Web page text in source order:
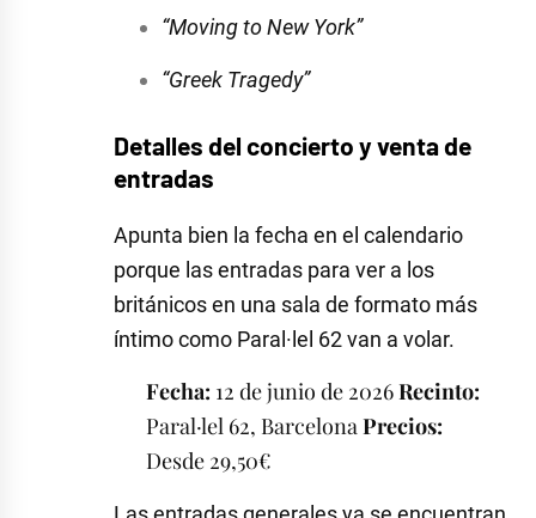
“Moving to New York”
“Greek Tragedy”
Detalles del concierto y venta de
entradas
Apunta bien la fecha en el calendario
porque las entradas para ver a los
británicos en una sala de formato más
íntimo como Paral·lel 62 van a volar.
Fecha: 12 de junio de 2026Recinto:
Paral·lel 62, Barcelona Precios:
Desde 29,50€